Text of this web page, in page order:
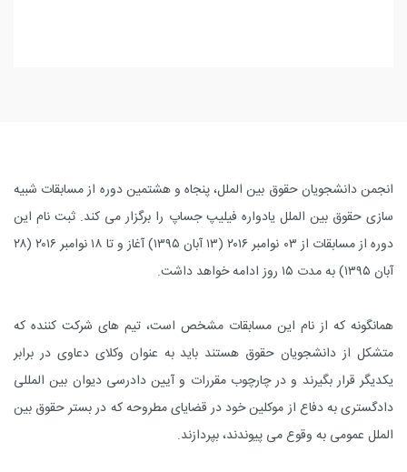
انجمن دانشجویان حقوق بین الملل، پنجاه و هشتمین دوره از مسابقات شبیه
سازی حقوق بین الملل یادواره فیلیپ جساپ را برگزار می کند. ثبت نام این
دوره از مسابقات از ۰۳ نوامبر ۲۰۱۶ (۱۳ آبان ۱۳۹۵) آغاز و تا ۱۸ نوامبر ۲۰۱۶ (۲۸
آبان ۱۳۹۵) به مدت ۱۵ روز ادامه خواهد داشت.
همانگونه که از نام این مسابقات مشخص است، تیم های شرکت کننده که
متشکل از دانشجویان حقوق هستند باید به عنوان وکلای دعاوی در برابر
یکدیگر قرار بگیرند و در چارچوب مقررات و آیین دادرسی دیوان بین المللی
دادگستری به دفاع از موکلین خود در قضایای مطروحه که در بستر حقوق بین
الملل عمومی به وقوع می پیوندند، بپردازند.